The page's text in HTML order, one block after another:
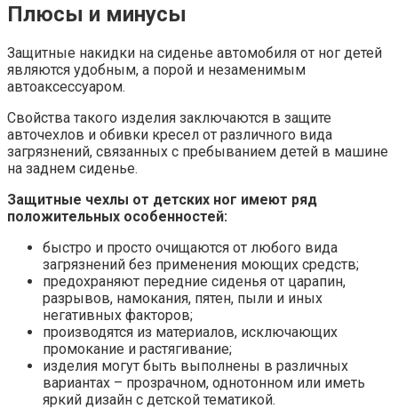
Плюсы и минусы
Защитные накидки на сиденье автомобиля от ног детей
являются удобным, а порой и незаменимым
автоаксессуаром.
Свойства такого изделия заключаются в защите
авточехлов и обивки кресел от различного вида
загрязнений, связанных с пребыванием детей в машине
на заднем сиденье.
Защитные чехлы от детских ног имеют ряд
положительных особенностей:
быстро и просто очищаются от любого вида
загрязнений без применения моющих средств;
предохраняют передние сиденья от царапин,
разрывов, намокания, пятен, пыли и иных
негативных факторов;
производятся из материалов, исключающих
промокание и растягивание;
изделия могут быть выполнены в различных
вариантах – прозрачном, однотонном или иметь
яркий дизайн с детской тематикой.